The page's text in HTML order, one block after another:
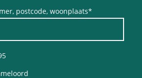
postcode, woonplaats*